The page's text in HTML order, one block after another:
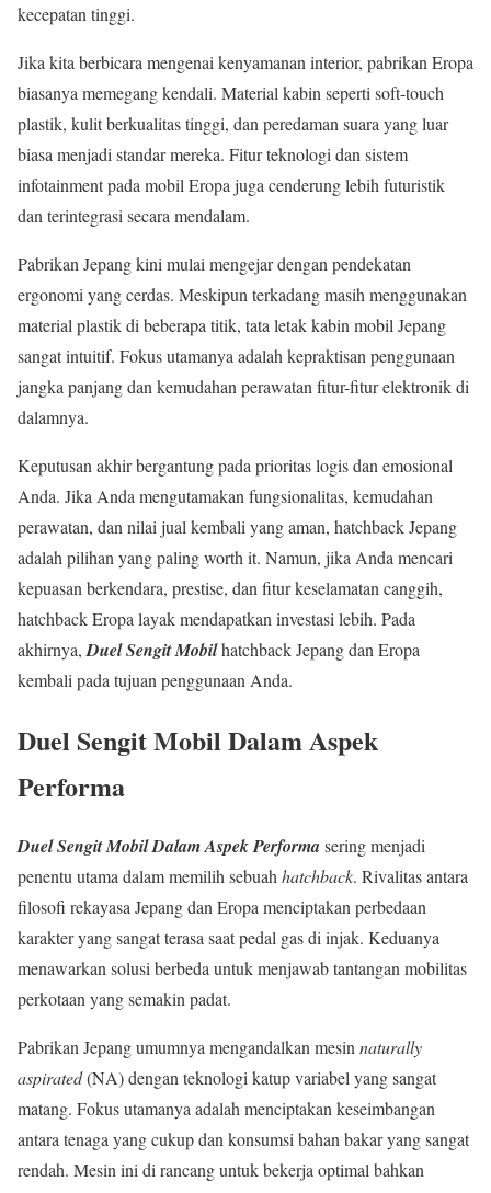
kecepatan tinggi.
Jika kita berbicara mengenai kenyamanan interior, pabrikan Eropa
biasanya memegang kendali. Material kabin seperti soft-touch
plastik, kulit berkualitas tinggi, dan peredaman suara yang luar
biasa menjadi standar mereka. Fitur teknologi dan sistem
infotainment pada mobil Eropa juga cenderung lebih futuristik
dan terintegrasi secara mendalam.
Pabrikan Jepang kini mulai mengejar dengan pendekatan
ergonomi yang cerdas. Meskipun terkadang masih menggunakan
material plastik di beberapa titik, tata letak kabin mobil Jepang
sangat intuitif. Fokus utamanya adalah kepraktisan penggunaan
jangka panjang dan kemudahan perawatan fitur-fitur elektronik di
dalamnya.
Keputusan akhir bergantung pada prioritas logis dan emosional
Anda. Jika Anda mengutamakan fungsionalitas, kemudahan
perawatan, dan nilai jual kembali yang aman, hatchback Jepang
adalah pilihan yang paling worth it. Namun, jika Anda mencari
kepuasan berkendara, prestise, dan fitur keselamatan canggih,
hatchback Eropa layak mendapatkan investasi lebih. Pada
akhirnya, Duel Sengit Mobilhatchback Jepang dan Eropa
kembali pada tujuan penggunaan Anda.
Duel Sengit Mobil Dalam Aspek
Performa
Duel Sengit Mobil Dalam Aspek Performasering menjadi
penentu utama dalam memilih sebuahhatchback. Rivalitas antara
filosofi rekayasa Jepang dan Eropa menciptakan perbedaan
karakter yang sangat terasa saat pedal gas di injak. Keduanya
menawarkan solusi berbeda untuk menjawab tantangan mobilitas
perkotaan yang semakin padat.
Pabrikan Jepang umumnya mengandalkan mesinnaturally
aspirated(NA) dengan teknologi katup variabel yang sangat
matang. Fokus utamanya adalah menciptakan keseimbangan
antara tenaga yang cukup dan konsumsi bahan bakar yang sangat
rendah. Mesin ini di rancang untuk bekerja optimal bahkan